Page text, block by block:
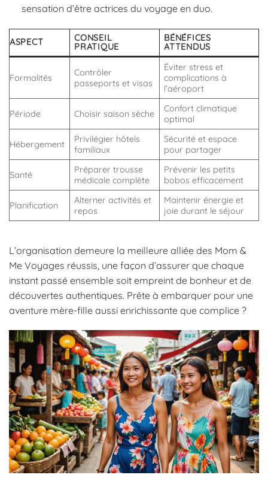
sensation d’être actrices du voyage en duo.
ASPECT
CONSEIL
PRATIQUE
BÉNÉFICES
ATTENDUS
Formalités
Contrôler
passeports et visas
Éviter stress et
complications à
l’aéroport
Période Choisir saison sèche
Confort climatique
optimal
Hébergement
Privilégier hôtels
familiaux
Sécurité et espace
pour partager
Santé
Préparer trousse
médicale complète
Prévenir les petits
bobos efficacement
Planification
Alterner activités et
repos
Maintenir énergie et
joie durant le séjour
L’organisation demeure la meilleure alliée des Mom &
Me Voyages réussis, une façon d’assurer que chaque
instant passé ensemble soit empreint de bonheur et de
découvertes authentiques. Prête à embarquer pour une
aventure mère-fille aussi enrichissante que complice ?